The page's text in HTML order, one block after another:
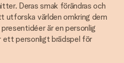
Deras smak förändras och
utforska världen omkring dem
är en personlig
ett personligt brädspel för